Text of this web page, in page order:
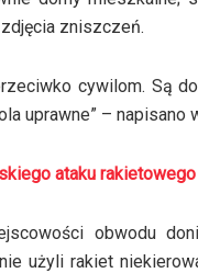
zniszczeń.
cywilom. Są
uprawne” – napisano
ataku rakietowego
obwodu
użyli rakiet